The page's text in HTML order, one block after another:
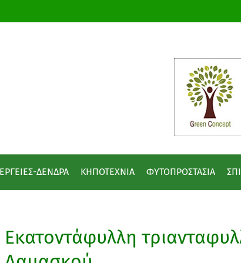
ΔΕΝΔΡΑ ΚΗΠΟΤΕΧΝΙΑ ΦΥΤΟΠΡΟΣΤΑΣΙΑ
Εκατοντάφυλλη